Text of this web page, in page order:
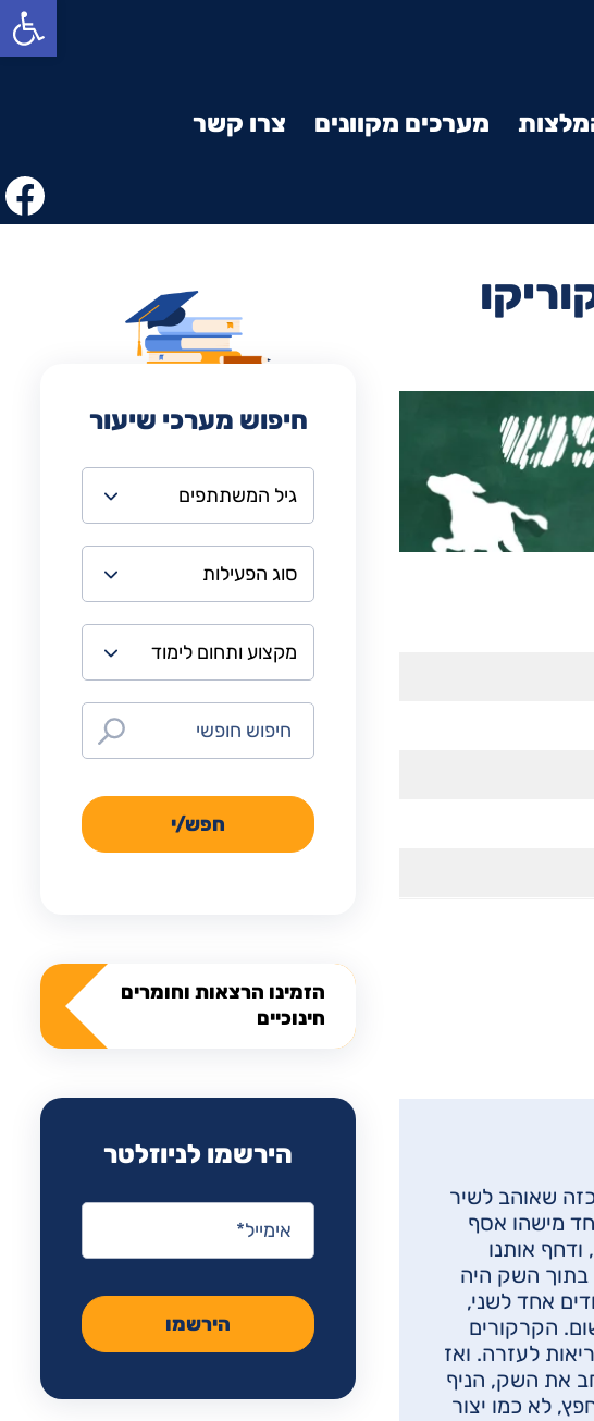
פתח סרגל נגישות
מערכים מקוונים
צרו קשר
שאוהב לשיר
מישהו אסף
ודחף אותנו
בתוך השק היה
אחד לשני,
הקרקורים
לעזרה. ואז
את השק, הניף
לא כמו יצור
חיפוש מערכי שיעור
חפש/י
הזמינו הרצאות וחומרים
חינוכיים
הירשמו לניוזלטר
אימייל
הירשמו